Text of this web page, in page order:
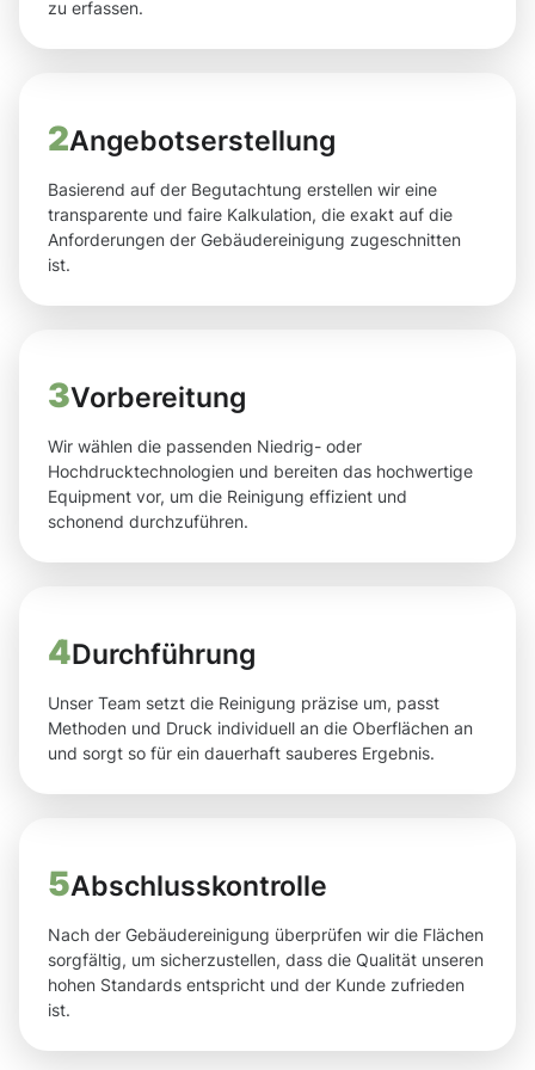
zu erfassen.
2Angebotserstellung
Basierend auf der Begutachtung erstellen wir eine
transparente und faire Kalkulation, die exakt auf die
Anforderungen der Gebäudereinigung zugeschnitten
ist.
3Vorbereitung
Wir wählen die passenden Niedrig- oder
Hochdrucktechnologien und bereiten das hochwertige
Equipment vor, um die Reinigung effizient und
schonend durchzuführen.
4Durchführung
Unser Team setzt die Reinigung präzise um, passt
Methoden und Druck individuell an die Oberflächen an
und sorgt so für ein dauerhaft sauberes Ergebnis.
5Abschlusskontrolle
Nach der Gebäudereinigung überprüfen wir die Flächen
sorgfältig, um sicherzustellen, dass die Qualität unseren
hohen Standards entspricht und der Kunde zufrieden
ist.